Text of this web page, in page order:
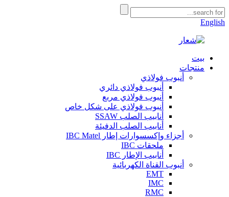
English
بيت
منتجات
أنبوب فولاذي
أنبوب فولاذي دائري
أنبوب فولاذي مربع
أنبوب فولاذي على شكل خاص
أنابيب الصلب SSAW
أنابيب الصلب الدفيئة
أجزاء وإكسسوارات إطار IBC Matel
ملحقات IBC
أنابيب الإطار IBC
أنبوب القناة الكهربائية
EMT
IMC
RMC